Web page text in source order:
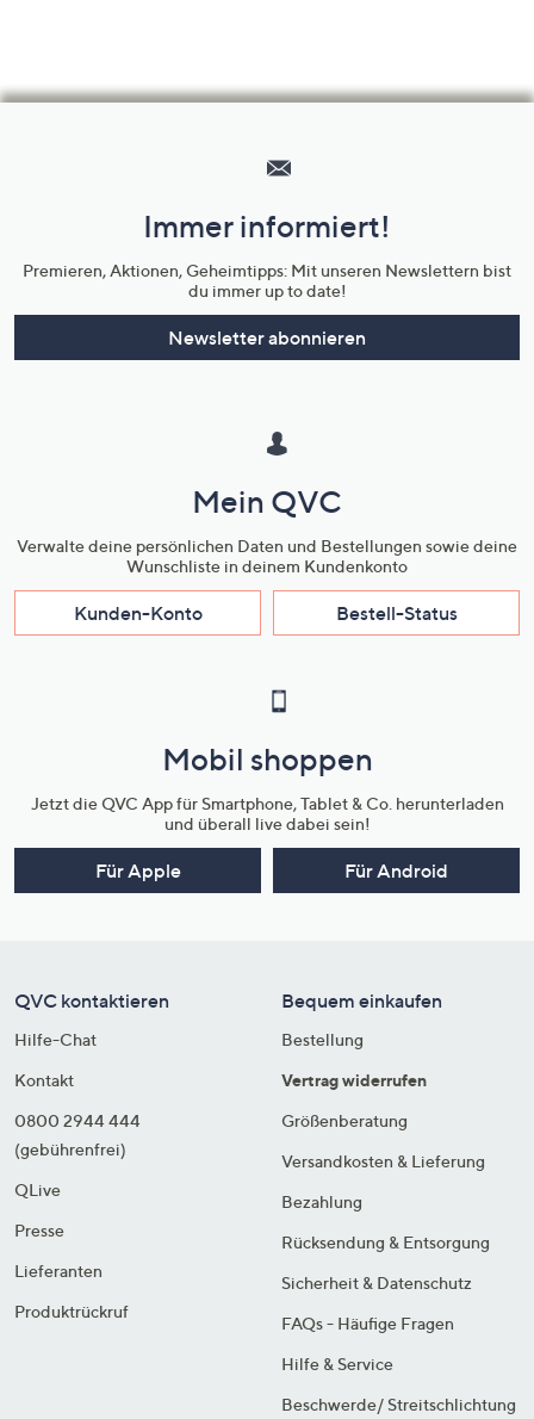
Unternehmensinformationen
Immer informiert!
Premieren, Aktionen, Geheimtipps: Mit unseren Newslettern bist
du immer up to date!
Newsletter abonnieren
Mein QVC
Verwalte deine persönlichen Daten und Bestellungen sowie deine
Wunschliste in deinem Kundenkonto
Kunden-Konto Bestell-Status
Mobil shoppen
Jetzt die QVC App für Smartphone, Tablet & Co. herunterladen
und überall live dabei sein!
Für Apple Für Android
QVC kontaktieren
Hilfe-Chat
Kontakt
0800 2944 444
(gebührenfrei)
QLive
Presse
Lieferanten
Produktrückruf
Bequem einkaufen
Bestellung
Vertrag widerrufen
Größenberatung
Versandkosten & Lieferung
Bezahlung
Rücksendung & Entsorgung
Sicherheit & Datenschutz
FAQs - Häufige Fragen
Hilfe & Service
Beschwerde/ Streitschlichtung